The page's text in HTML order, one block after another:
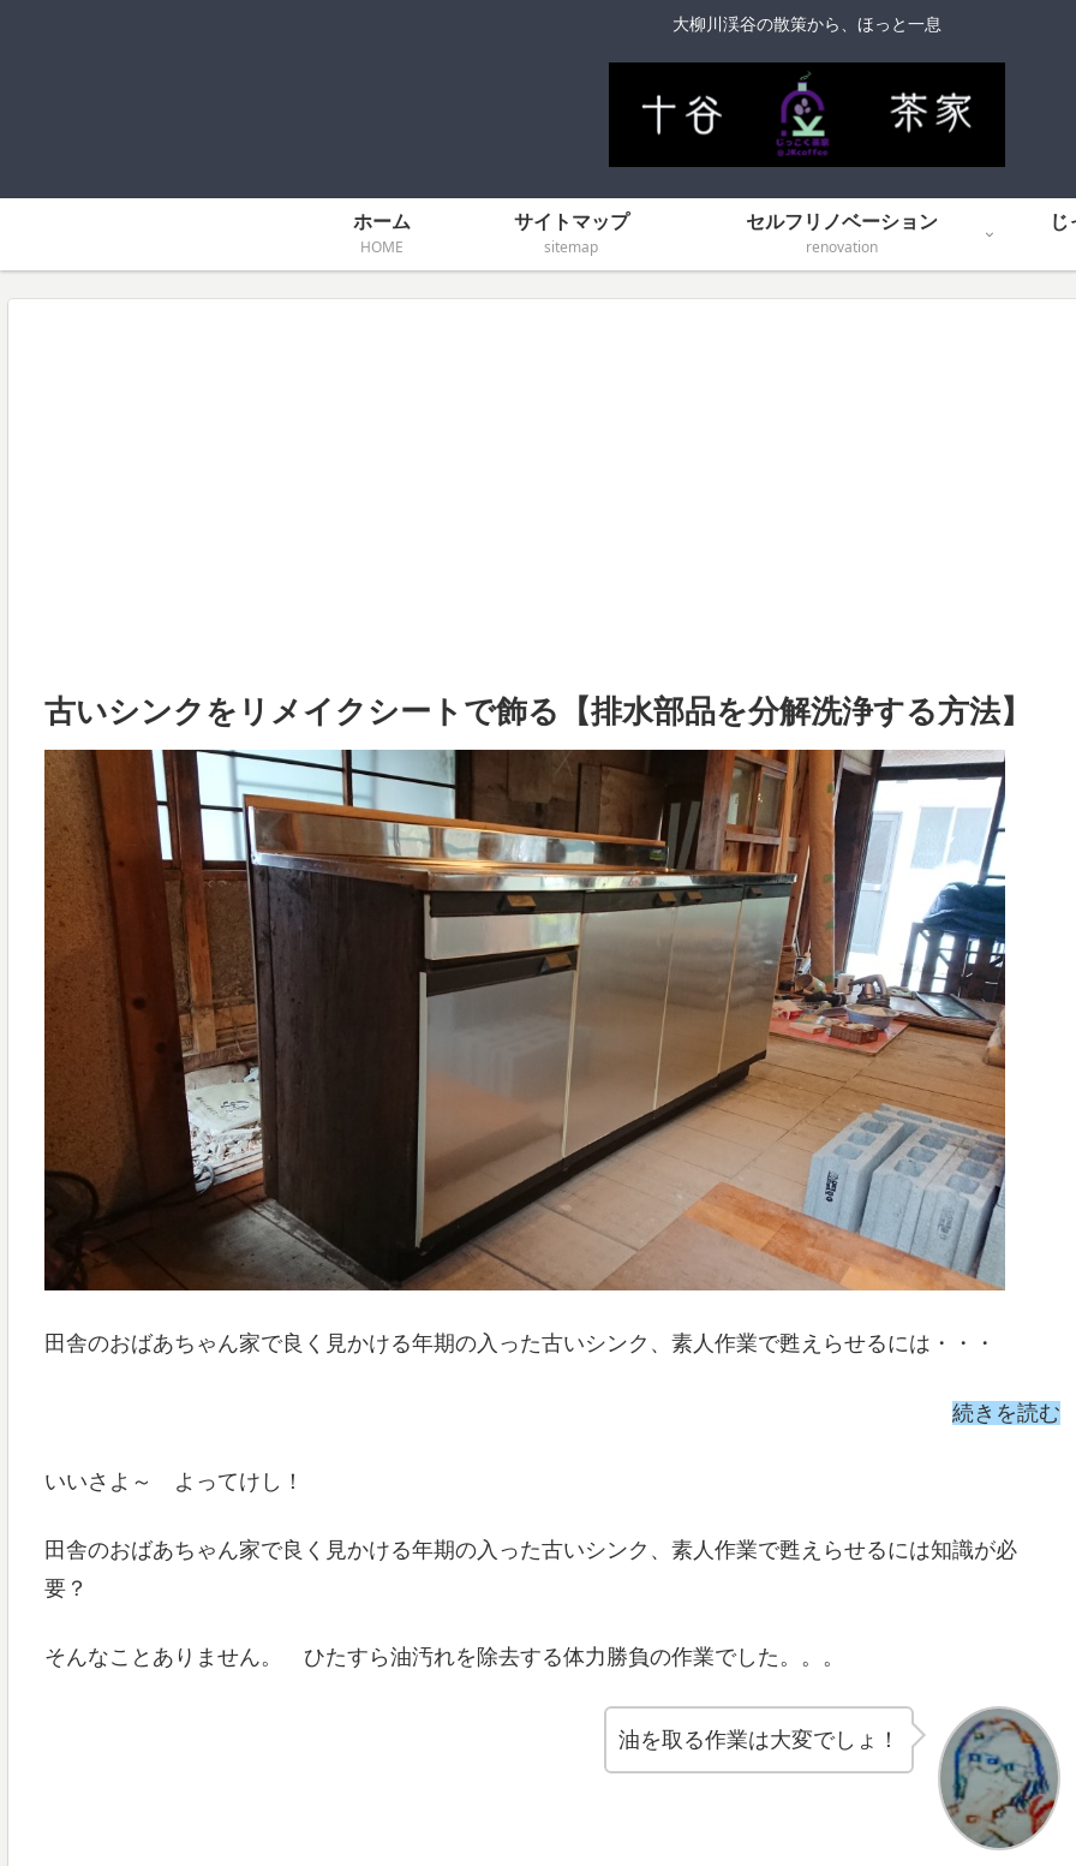
大柳川渓谷の散策から、ほっと一息
ホーム
HOME
サイトマップ
sitemap
セルフリノベーション
renovation
じ
古いシンクをリメイクシートで飾る【排水部品を分解洗浄する方法】
田舎のおばあちゃん家で良く見かける年期の入った古いシンク、素人作業で甦えらせるには・・・
続きを読む
いいさよ～ よってけし！
田舎のおばあちゃん家で良く見かける年期の入った古いシンク、素人作業で甦えらせるには知識が必
要？
そんなことありません。 ひたすら油汚れを除去する体力勝負の作業でした。。。
油を取る作業は大変でしょ！